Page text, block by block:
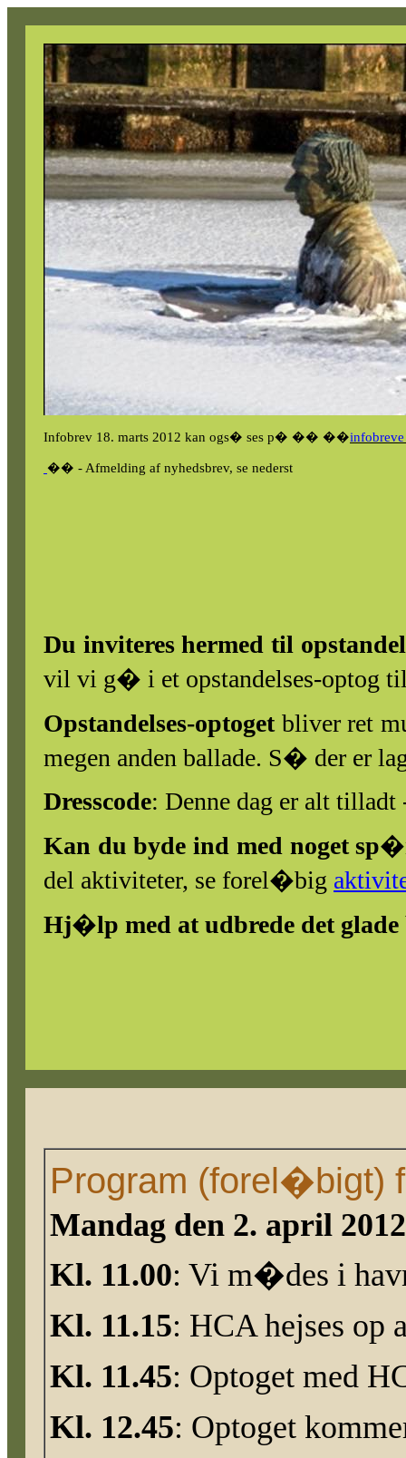
Infobrev 18. marts 2012 kan ogs� ses p� �� ��
�� - Afmelding af nyhedsbrev, se nederst
Du inviteres hermed til
vil vi g� i et opstandelses-optog
Opstandelses-optoget bliver ret
megen anden ballade. S� der er
Dresscode: Denne dag er alt
Kan du byde ind med noget
del aktiviteter, se forel�big
Hj�lp med at udbrede det glade
Program (forel�bigt)
Mandag den 2. april
Kl. 11.00: Vi m�des i
Kl. 11.15: HCA hejses op
Kl. 11.45: Optoget med
Kl. 12.45: Optoget